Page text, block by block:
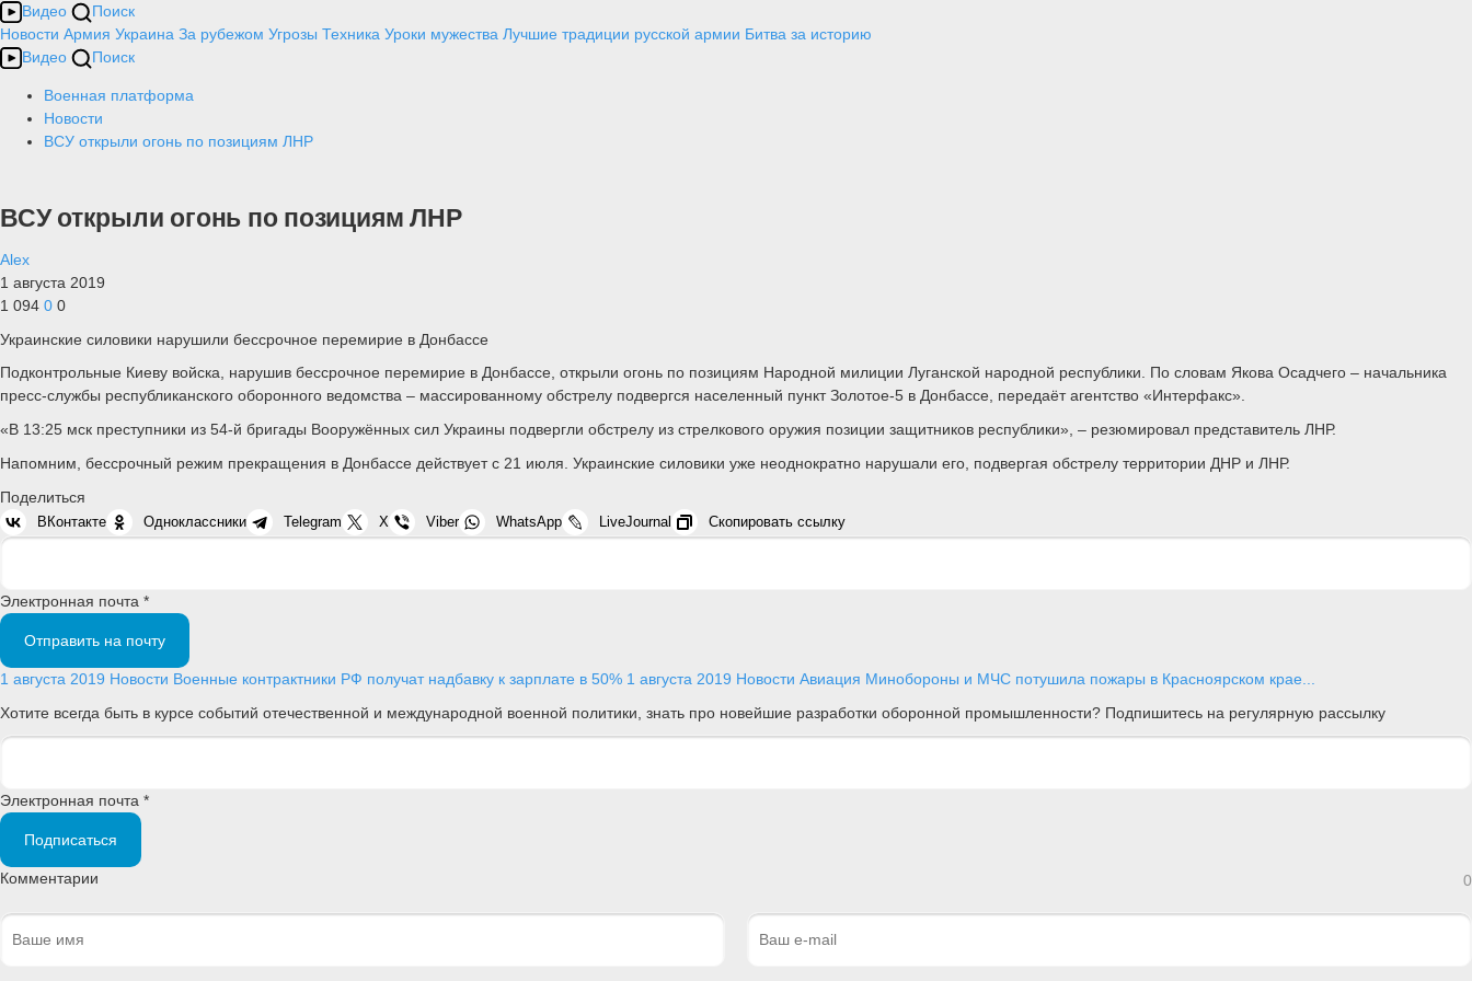
Видео
Поиск
Новости Армия Украина За рубежом Угрозы Техника Уроки мужества Лучшие традиции русской армии Битва за историю
Видео
Поиск
Военная платформа
Новости
ВСУ открыли огонь по позициям ЛНР
ВСУ открыли огонь по позициям ЛНР
Alex
1 августа 2019
1 094 0 0
Украинские силовики нарушили бессрочное перемирие в Донбассе
Подконтрольные Киеву войска, нарушив бессрочное перемирие в Донбассе, открыли огонь по позициям Народной милиции Луганской народной республики. По словам Якова Осадчего – начальника
пресс-службы республиканского оборонного ведомства – массированному обстрелу подвергся населенный пункт Золотое-5 в Донбассе, передаёт агентство «Интерфакс».
«В 13:25 мск преступники из 54-й бригады Вооружённых сил Украины подвергли обстрелу из стрелкового оружия позиции защитников республики», – резюмировал представитель ЛНР.
Напомним, бессрочный режим прекращения в Донбассе действует с 21 июля. Украинские силовики уже неоднократно нарушали его, подвергая обстрелу территории ДНР и ЛНР.
Поделиться
ВКонтакте Одноклассники Telegram X Viber WhatsApp LiveJournal Скопировать ссылку
Электронная почта *
Отправить на почту
1 августа 2019 Новости Военные контрактники РФ получат надбавку к зарплате в 50% 1 августа 2019 Новости Авиация Минобороны и МЧС потушила пожары в Красноярском крае...
Хотите всегда быть в курсе событий отечественной и международной военной политики, знать про новейшие разработки оборонной промышленности? Подпишитесь на регулярную рассылку
Электронная почта *
Подписаться
Комментарии 0